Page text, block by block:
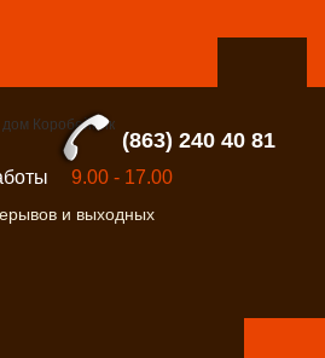
(863) 240 40 81
9.00 - 17.00
и выходных